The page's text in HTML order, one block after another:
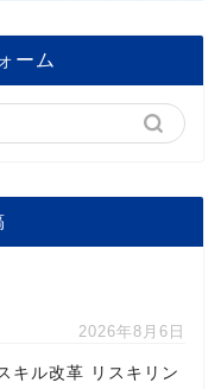
ーム
2026年8月6日
キル改革 リスキリン